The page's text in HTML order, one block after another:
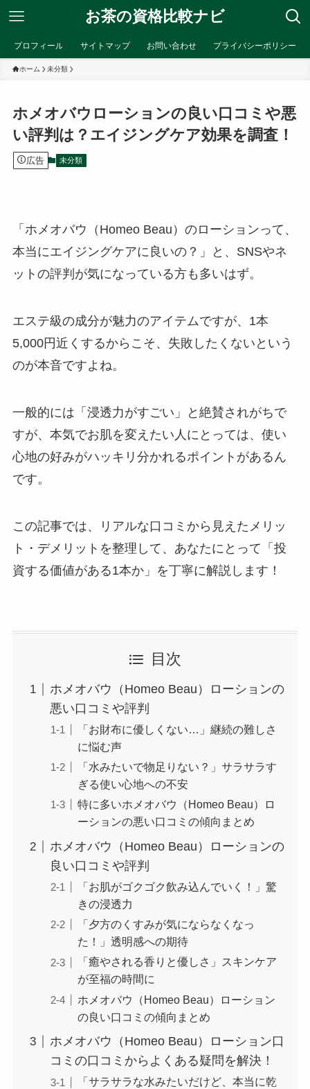
お茶の資格比較ナビ
プロフィール サイトマップ お問い合わせ プライバシーポリシー
ホーム 未分類
ホメオバウローションの良い口コミや悪
い評判は？エイジングケア効果を調査！
広告 未分類
「ホメオバウ（Homeo Beau）のローションって、
本当にエイジングケアに良いの？」と、SNSやネ
ットの評判が気になっている方も多いはず。
エステ級の成分が魅力のアイテムですが、1本
5,000円近くするからこそ、失敗したくないという
のが本音ですよね。
一般的には「浸透力がすごい」と絶賛されがちで
すが、本気でお肌を変えたい人にとっては、使い
心地の好みがハッキリ分かれるポイントがあるん
です。
この記事では、リアルな口コミから見えたメリッ
ト・デメリットを整理して、あなたにとって「投
資する価値がある1本か」を丁寧に解説します！
目次
ホメオバウ（Homeo Beau）ローションの
悪い口コミや評判
「お財布に優しくない…」継続の難しさ
に悩む声
「水みたいで物足りない？」サラサラす
ぎる使い心地への不安
特に多いホメオバウ（Homeo Beau）ロ
ーションの悪い口コミの傾向まとめ
ホメオバウ（Homeo Beau）ローションの
良い口コミや評判
「お肌がゴクゴク飲み込んでいく！」驚
きの浸透力
「夕方のくすみが気にならなくなっ
た！」透明感への期待
「癒やされる香りと優しさ」スキンケア
が至福の時間に
ホメオバウ（Homeo Beau）ローション
の良い口コミの傾向まとめ
ホメオバウ（Homeo Beau）ローション口
コミの口コミからよくある疑問を解決！
「サラサラな水みたいだけど、本当に乾